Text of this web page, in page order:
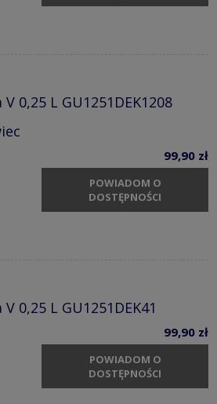
0,25 L GU1251DEK1208
99,90 zł
POWIADOM O
DOSTĘPNOŚCI
0,25 L GU1251DEK41
99,90 zł
POWIADOM O
DOSTĘPNOŚCI